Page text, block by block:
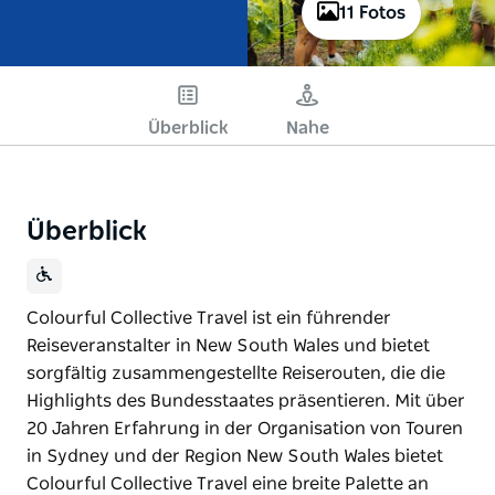
11 Fotos
Überblick Nahe
Überblick
Colourful Collective Travel ist ein führender
Reiseveranstalter in New South Wales und bietet
sorgfältig zusammengestellte Reiserouten, die die
Highlights des Bundesstaates präsentieren. Mit über
20 Jahren Erfahrung in der Organisation von Touren
in Sydney und der Region New South Wales bietet
Colourful Collective Travel eine breite Palette an